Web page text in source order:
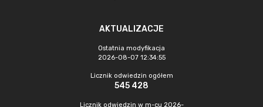
AKTUALIZACJE
Ostatnia modyfikacja
2026-08-07 12:34:55
Licznik odwiedzin ogółem
545 428
Licznik odwiedzin w m-cu 2026-